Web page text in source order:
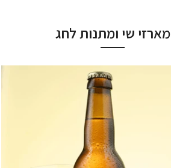
מארזי שי ומתנות לחג